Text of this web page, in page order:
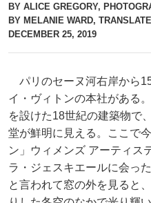
BY ALICE GREGORY,
BY MELANIE WARD,
DECEMBER 25, 2019
パリのセーヌ河右岸から
イ・ヴィトンの本社がある
を設けた18世紀の建築物で
堂が鮮明に見える。ここで
ン」ウィメンズ アーティス
ラ・ジェスキエールに会っ
と言われて窓の外を見ると